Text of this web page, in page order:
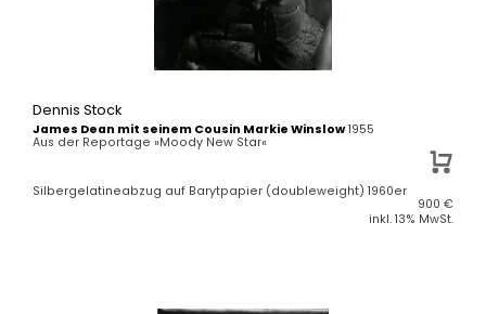
Dennis Stock
James Dean mit seinem Cousin Markie Winslow 1955
Aus der Reportage »Moody New Star«
Silbergelatineabzug auf Barytpapier (doubleweight) 1960er
900 €
inkl. 13% MwSt.